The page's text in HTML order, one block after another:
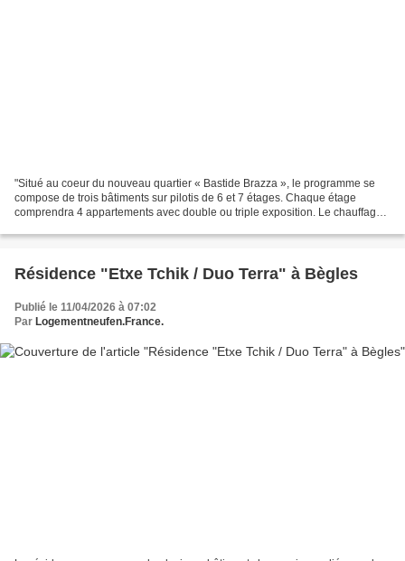
"Situé au coeur du nouveau quartier « Bastide Brazza », le programme se
compose de trois bâtiments sur pilotis de 6 et 7 étages. Chaque étage
comprendra 4 appartements avec double ou triple exposition. Le chauffage
Résidence "Etxe Tchik / Duo Terra" à Bègles
Publié le 11/04/2026 à 07:02
Par Logementneufen.France.